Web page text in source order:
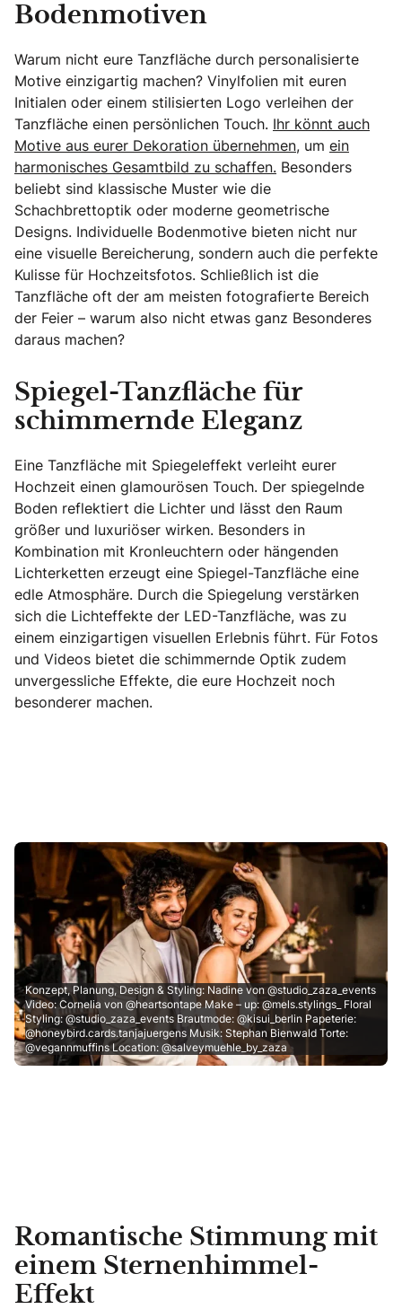
Bodenmotiven
Warum nicht eure Tanzfläche durch personalisierte
Motive einzigartig machen? Vinylfolien mit euren
Initialen oder einem stilisierten Logo verleihen der
Tanzfläche einen persönlichen Touch. Ihr könnt auch
Motive aus eurer Dekoration übernehmen, um ein
harmonisches Gesamtbild zu schaffen. Besonders
beliebt sind klassische Muster wie die
Schachbrettoptik oder moderne geometrische
Designs. Individuelle Bodenmotive bieten nicht nur
eine visuelle Bereicherung, sondern auch die perfekte
Kulisse für Hochzeitsfotos. Schließlich ist die
Tanzfläche oft der am meisten fotografierte Bereich
der Feier – warum also nicht etwas ganz Besonderes
daraus machen?
Spiegel-Tanzfläche für
schimmernde Eleganz
Eine Tanzfläche mit Spiegeleffekt verleiht eurer
Hochzeit einen glamourösen Touch. Der spiegelnde
Boden reflektiert die Lichter und lässt den Raum
größer und luxuriöser wirken. Besonders in
Kombination mit Kronleuchtern oder hängenden
Lichterketten erzeugt eine Spiegel-Tanzfläche eine
edle Atmosphäre. Durch die Spiegelung verstärken
sich die Lichteffekte der LED-Tanzfläche, was zu
einem einzigartigen visuellen Erlebnis führt. Für Fotos
und Videos bietet die schimmernde Optik zudem
unvergessliche Effekte, die eure Hochzeit noch
besonderer machen.
Konzept, Planung, Design & Styling: Nadine von @studio_zaza_events
Video: Cornelia von @heartsontape Make – up: @mels.stylings_ Floral
Styling: @studio_zaza_events Brautmode: @kisui_berlin Papeterie:
@honeybird.cards.tanjajuergens Musik: Stephan Bienwald Torte:
@vegannmuffins Location: @salveymuehle_by_zaza
Romantische Stimmung mit
einem Sternenhimmel-
Effekt